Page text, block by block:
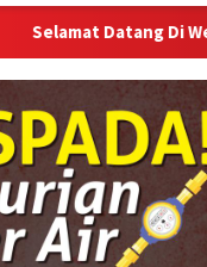
Selamat Datang Di